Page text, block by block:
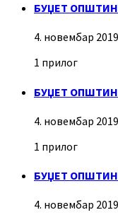
БУЏЕТ
4. новембар
1 прилог
БУЏЕТ
4. новембар
1 прилог
БУЏЕТ
4. новембар